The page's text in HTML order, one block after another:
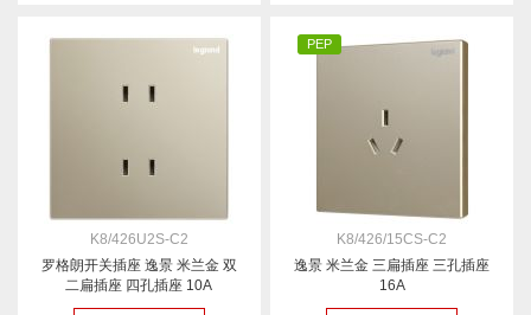
K8/426U2S-C2
罗格朗开关插座 逸景 米兰金 双
二扁插座 四孔插座 10A
PEP
K8/426/15CS-C2
逸景 米兰金 三扁插座 三孔插座
16A